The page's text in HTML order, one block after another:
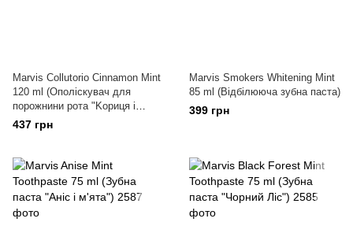
Marvis Collutorio Cinnamon Mint
120 ml (Ополіскувач для
порожнини рота "Kориця і
М'ята")
437 грн
Marvis Smokers Whitening Mint
85 ml (Відбілююча зубна паста)
399 грн